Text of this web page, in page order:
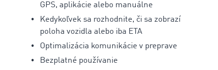
GPS, aplikácie alebo manuálne
Kedykoľvek sa rozhodnite, či sa zobrazí
poloha vozidla alebo iba ETA
Optimalizácia komunikácie v preprave
Bezplatné používanie